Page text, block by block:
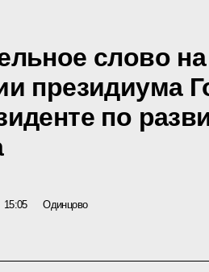
слово
президиума
по
15:05 Одинцово